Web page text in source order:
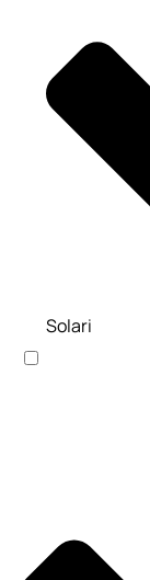
Solari